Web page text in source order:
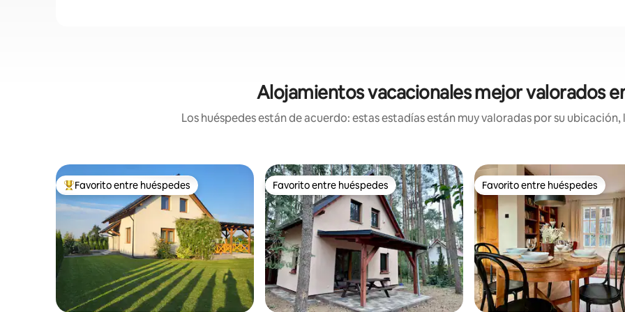
Alojamientos vacacionales mejor valorados
Los huéspedes están de acuerdo: estas estadías están muy valoradas por su
Favorito entre huéspedes preferido
Favorito entre huéspedes Favorito entre huéspedes
Favorito entre huéspedes Favorito entre huéspedes
Favorito entre huéspedes